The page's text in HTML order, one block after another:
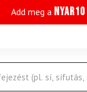
Add meg a NYAR10